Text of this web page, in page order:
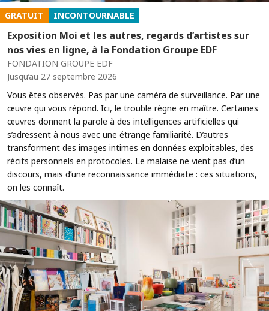
GRATUIT INCONTOURNABLE
Exposition Moi et les autres, regards d’artistes sur
nos vies en ligne, à la Fondation Groupe EDF
FONDATION GROUPE EDF
Jusqu’au 27 septembre 2026
Vous êtes observés. Pas par une caméra de surveillance. Par une
œuvre qui vous répond. Ici, le trouble règne en maître. Certaines
œuvres donnent la parole à des intelligences artificielles qui
s’adressent à nous avec une étrange familiarité. D’autres
transforment des images intimes en données exploitables, des
récits personnels en protocoles. Le malaise ne vient pas d’un
discours, mais d’une reconnaissance immédiate : ces situations,
on les connaît.